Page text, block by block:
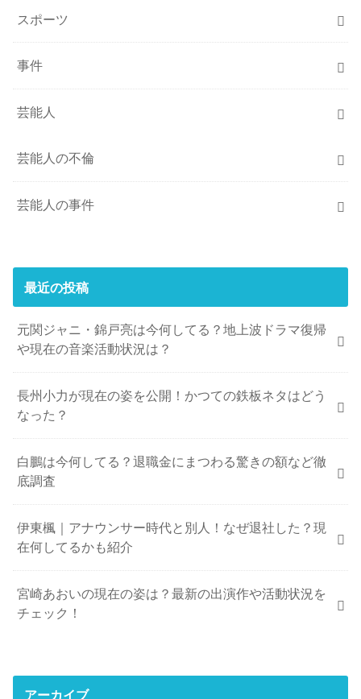
スポーツ
事件
芸能人
芸能人の不倫
芸能人の事件
最近の投稿
元関ジャニ・錦戸亮は今何してる？地上波ドラマ復帰
や現在の音楽活動状況は？
長州小力が現在の姿を公開！かつての鉄板ネタはどう
なった？
白鵬は今何してる？退職金にまつわる驚きの額など徹
底調査
伊東楓｜アナウンサー時代と別人！なぜ退社した？現
在何してるかも紹介
宮崎あおいの現在の姿は？最新の出演作や活動状況を
チェック！
アーカイブ